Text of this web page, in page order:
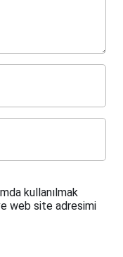
kullanılmak
web site adresimi